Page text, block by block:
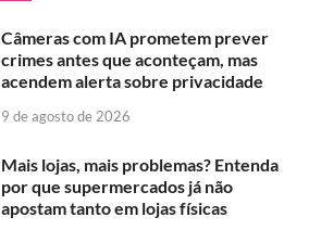
Câmeras com IA prometem prever
crimes antes que aconteçam, mas
acendem alerta sobre privacidade
9 de agosto de 2026
Mais lojas, mais problemas? Entenda
por que supermercados já não
apostam tanto em lojas físicas